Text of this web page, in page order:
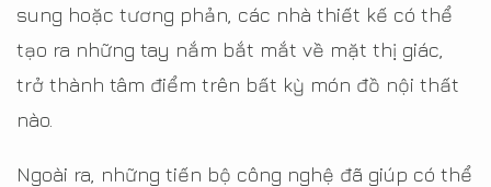
sung hoặc tương phản, các nhà thiết kế có thể
tạo ra những tay nắm bắt mắt về mặt thị giác,
trở thành tâm điểm trên bất kỳ món đồ nội thất
nào.
Ngoài ra, những tiến bộ công nghệ đã giúp có thể